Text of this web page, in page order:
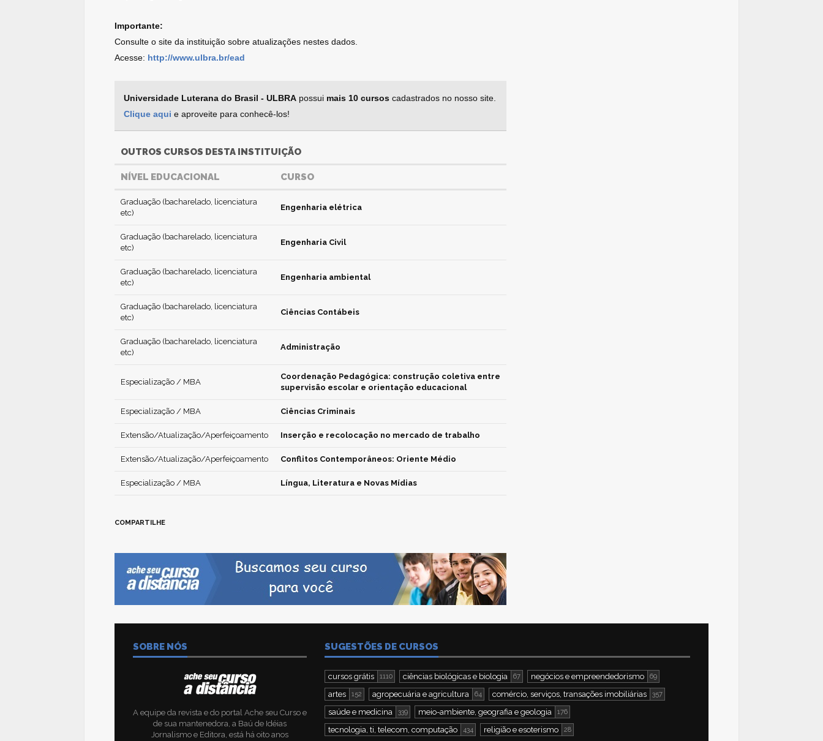
Importante:
Consulte o site da instituição sobre atualizações nestes dados.
Acesse: http://www.ulbra.br/ead
Universidade Luterana do Brasil - ULBRA possui mais 10 cursos cadastrados no nosso site.
Clique aqui e aproveite para conhecê-los!
OUTROS CURSOS DESTA INSTITUIÇÃO
NÍVEL EDUCACIONAL CURSO
Graduação (bacharelado, licenciatura
etc)
Engenharia elétrica
Graduação (bacharelado, licenciatura
etc)
Engenharia Civil
Graduação (bacharelado, licenciatura
etc)
Engenharia ambiental
Graduação (bacharelado, licenciatura
etc)
Ciências Contábeis
Graduação (bacharelado, licenciatura
etc)
Administração
Especialização / MBA
Coordenação Pedagógica: construção coletiva entre
supervisão escolar e orientação educacional
Especialização / MBA Ciências Criminais
Extensão/Atualização/Aperfeiçoamento Inserção e recolocação no mercado de trabalho
Extensão/Atualização/Aperfeiçoamento Conflitos Contemporâneos: Oriente Médio
Especialização / MBA Língua, Literatura e Novas Mídias
COMPARTILHE
SOBRE NÓS
A equipe da revista e do portal Ache seu Curso e
de sua mantenedora, a Baú de Idéias
Jornalismo e Editora, está há oito anos
SUGESTÕES DE CURSOS
cursos grátis 1110 ciências biológicas e biologia 67 negócios e empreendedorismo 69
artes 152 agropecuária e agricultura 64 comércio, serviços, transações imobiliárias 357
saúde e medicina 339 meio-ambiente, geografia e geologia 176
tecnologia, ti, telecom, computação 434 religião e esoterismo 28